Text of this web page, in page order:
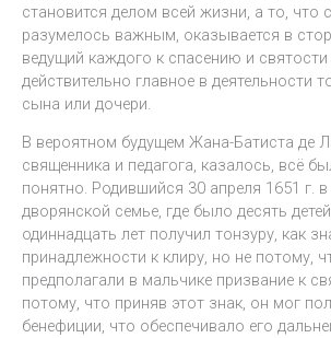
становится делом всей жизни, а то, что
разумелось важным, оказывается в
ведущий каждого к спасению и святости
действительно главное в деятельности
сына или дочери.
В вероятном будущем Жана-Батиста де
священника и педагога, казалось, всё
понятно. Родившийся 30 апреля 1651 г.
дворянской семье, где было десять
одиннадцать лет получил тонзуру, как
принадлежности к клиру, но не потому,
предполагали в мальчике призвание к
потому, что приняв этот знак, он мог
бенефиции, что обеспечивало его